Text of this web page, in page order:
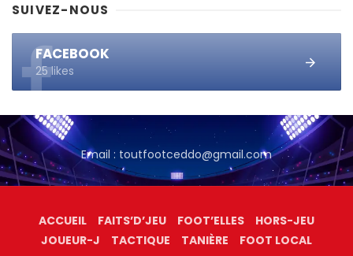
SUIVEZ-NOUS
FACEBOOK
25 likes
Email : toutfootceddo@gmail.com
ACCUEIL FAITS’D’JEU FOOT’ELLES
HORS-JEU
JOUEUR-J
TACTIQUE TANIÈRE FOOT LOCAL